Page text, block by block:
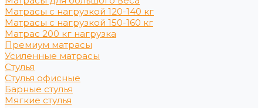
Матрасы с нагрузкой 120-140 кг
Матрасы с нагрузкой 150-160 кг
Матрас 200 кг нагрузка
Премиум матрасы
Усиленные матрасы
Стулья
Стулья офисные
Барные стулья
Мягкие стулья